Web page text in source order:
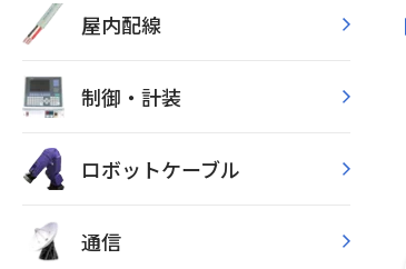
屋内配線
制御・計装
ロボットケーブル
通信